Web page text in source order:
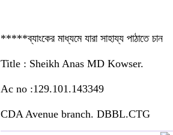
*****ব্যাংকের মাধ্যমে যারা সাহায্য পাঠাতে চান
Title : Sheikh Anas MD Kowser.
Ac no :129.101.143349
CDA Avenue branch. DBBL.CTG